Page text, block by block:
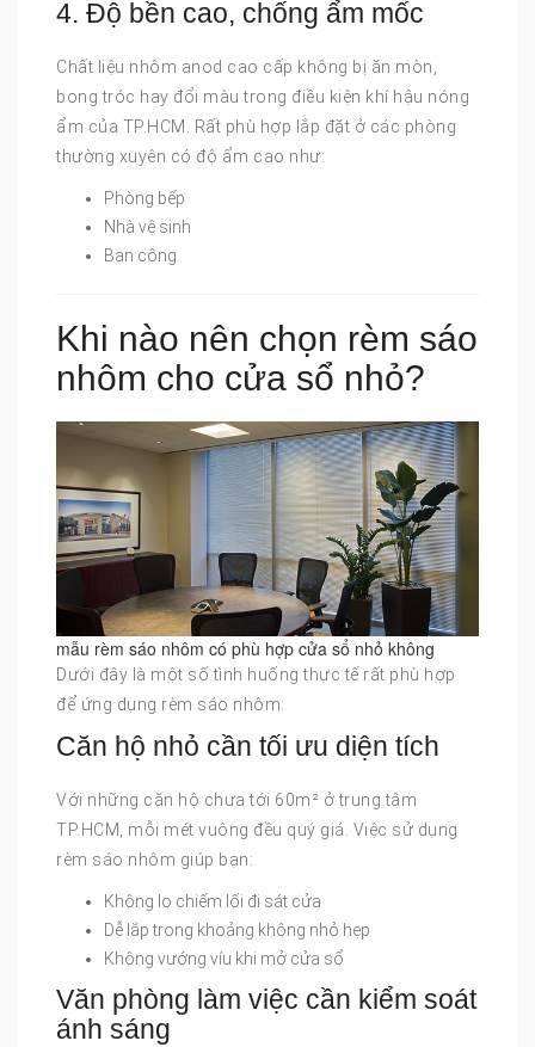
4. Độ bền cao, chống ẩm mốc
Chất liệu nhôm anod cao cấp không bị ăn mòn,
bong tróc hay đổi màu trong điều kiện khí hậu nóng
ẩm của TP.HCM. Rất phù hợp lắp đặt ở các phòng
thường xuyên có độ ẩm cao như:
Phòng bếp
Nhà vệ sinh
Ban công
Khi nào nên chọn rèm sáo
nhôm cho cửa sổ nhỏ?
mẫu rèm sáo nhôm có phù hợp cửa sổ nhỏ không
Dưới đây là một số tình huống thực tế rất phù hợp
để ứng dụng rèm sáo nhôm:
Căn hộ nhỏ cần tối ưu diện tích
Với những căn hộ chưa tới 60m² ở trung tâm
TP.HCM, mỗi mét vuông đều quý giá. Việc sử dụng
rèm sáo nhôm giúp bạn:
Không lo chiếm lối đi sát cửa
Dễ lắp trong khoảng không nhỏ hẹp
Không vướng víu khi mở cửa sổ
Văn phòng làm việc cần kiểm soát
ánh sáng